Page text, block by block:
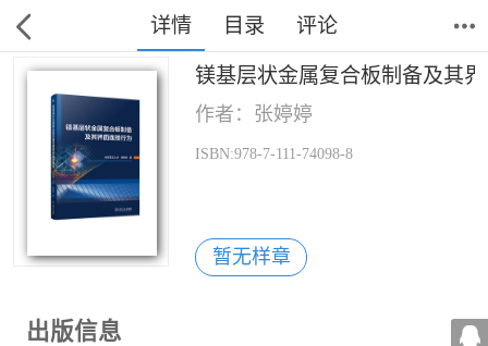
详情 目录 评论
镁基层状金属复合板制备及其
作者：张婷婷
ISBN:978-7-111-74098-8
暂无样章
出版信息